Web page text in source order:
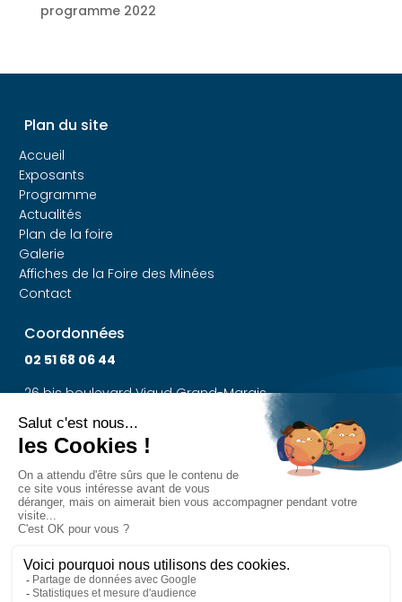
programme 2022
Plan du site
Accueil
Exposants
Programme
Actualités
Plan de la foire
Galerie
Affiches de la Foire des Minées
Contact
Coordonnées
02 51 68 06 44
26 bis boulevard Viaud Grand-Marais
85300 Challans
Devenir exposant
Dossier d'Admission
Suivez-nous